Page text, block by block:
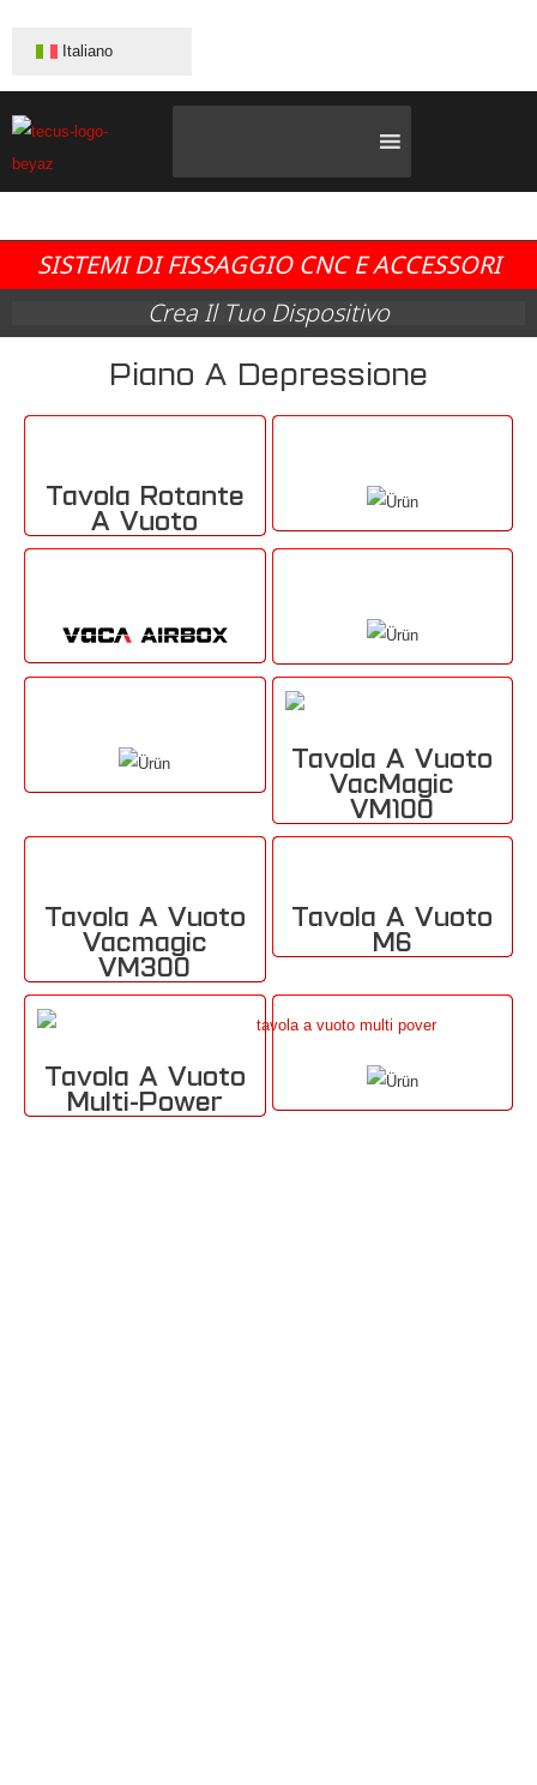
Italiano
SISTEMI DI FISSAGGIO CNC E ACCESSORI
Crea Il Tuo Dispositivo
Piano A Depressione
Tavola Rotante
A Vuoto
Tavola A Vuoto
VacMagic
VM100
Tavola A Vuoto
Vacmagic
VM300
Tavola A Vuoto
M6
Tavola A Vuoto
Multi-Power